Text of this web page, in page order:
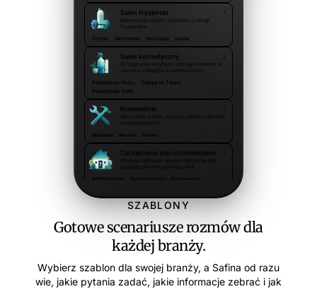
Salon fryzjerski
Rezerwacja wizyt i zapytania o usługi
fryzjerskie.
Fryzjer
Strzyżenie Stylizacja Uroda
Salon kosmetyczny
Zarządzanie wizytami i obsługa klientów w
zakresie zabiegów kosmetycznych.
Pielęgnacja Skóry
Zabieg na Twarz
Pielęgnacja Ciała
Rzemieślnik
Zgłoszenia awarii, wyceny i terminy dla firm
rzemieślniczych.
Naprawa
Awaria Serwis
Zarządzanie nieruchomościami
Obsługa zgłoszeń, wycen i terminów dla
Administracja
Nieruchomości
Konserwator
SZABLONY
Gotowe scenariusze rozmów dla
każdej branży.
Wybierz szablon dla swojej branży, a Safina od razu
wie, jakie pytania zadać, jakie informacje zebrać i jak